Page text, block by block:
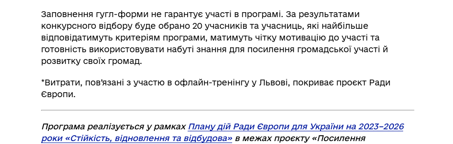
Заповнення гугл-форми не гарантує участі в програмі. За результатами
конкурсного відбору буде обрано 20 учасників та учасниць, які найбільше
відповідатимуть критеріям програми, матимуть чітку мотивацію до участі та
готовність використовувати набуті знання для посилення громадської участі й
розвитку своїх громад.
*Витрати, пов’язані з участю в офлайн-тренінгу у Львові, покриває проєкт Ради
Європи.
Програма реалізується у рамках Плану дій Ради Європи для України на 2023–2026
роки «Стійкість, відновлення та відбудова» в межах проєкту «Посилення